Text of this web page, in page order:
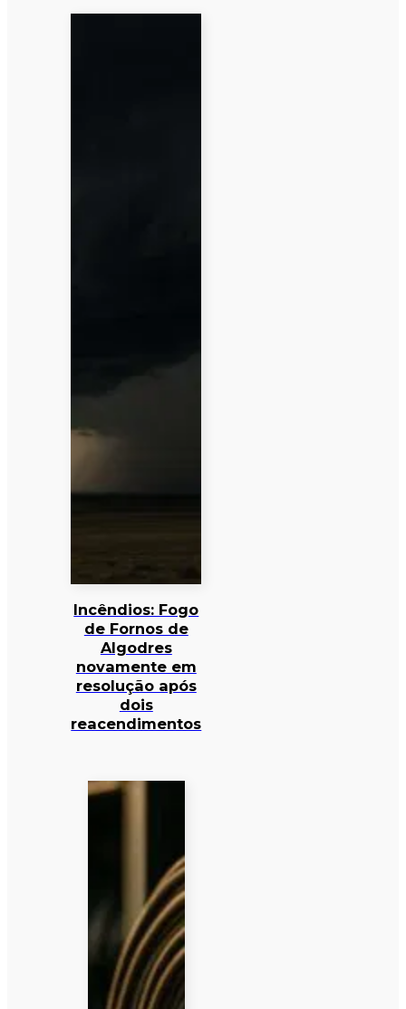
Incêndios: Fogo
de Fornos de
Algodres
novamente em
resolução após
dois
reacendimentos